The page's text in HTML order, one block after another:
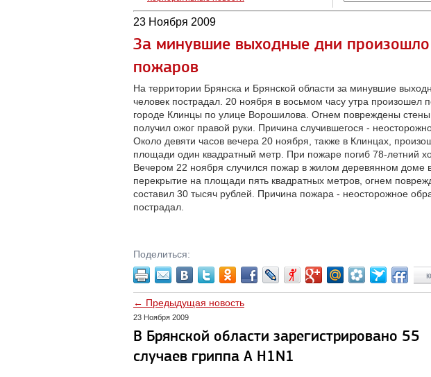
23 Ноября 2009
За минувшие выходные дни
пожаров
На территории Брянска и Брянской области за минувшие
человек пострадал. 20 ноября в восьмом часу утра произошел
городе Клинцы по улице Ворошилова. Огнем повреждены
получил ожог правой руки. Причина случившегося -
Около девяти часов вечера 20 ноября, также в Клинцах,
площади один квадратный метр. При пожаре погиб 78-летний
Вечером 22 ноября случился пожар в жилом деревянном доме
перекрытие на площади пять квадратных метров, огнем
составил 30 тысяч рублей. Причина пожара - неосторожное
пострадал.
Поделиться:
← Предыдущая новость
23 Ноября 2009
В Брянской области зарегистрировано 55
случаев гриппа А H1N1